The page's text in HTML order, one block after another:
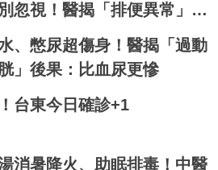
忽視！醫揭「排便異常」也
癌症前兆
、憋尿超傷身！醫揭「過動
」後果：比血尿更慘
台東今日確診+1
消暑降火、助眠排毒！中醫